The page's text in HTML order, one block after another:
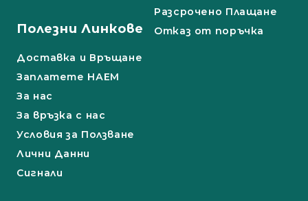
Разсрочено Плащане
Полезни Линкове
Доставка и Връщане
Заплатете НАЕМ
За нас
За връзка с нас
Условия за Ползване
Лични Данни
Сигнали
Отказ от поръчка